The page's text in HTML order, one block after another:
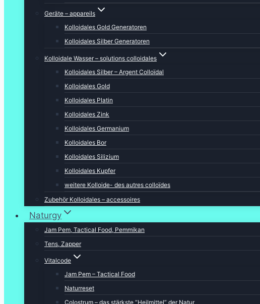
Geräte – appareils
Kolloidales Gold Generatoren
Kolloidales Silber Generatoren
Kolloidale Wasser – solutions colloidales
Kolloidales Silber – Argent Colloïdal
Kolloidales Gold
Kolloidales Platin
Kolloidales Zink
Kolloidales Germanium
Kolloidales Bor
Kolloidales Silizium
Kolloidales Kupfer
weitere Kolloide- des autres colloïdes
Zubehör Kolloidales – accessoires
Naturgy
Jam Pem, Tactical Food, Pemmikan
Tens, Zapper
Vitalcode
Jam Pem – Tactical Food
Naturreset
Colostrum – das stärkste “Heilmittel” der Natur